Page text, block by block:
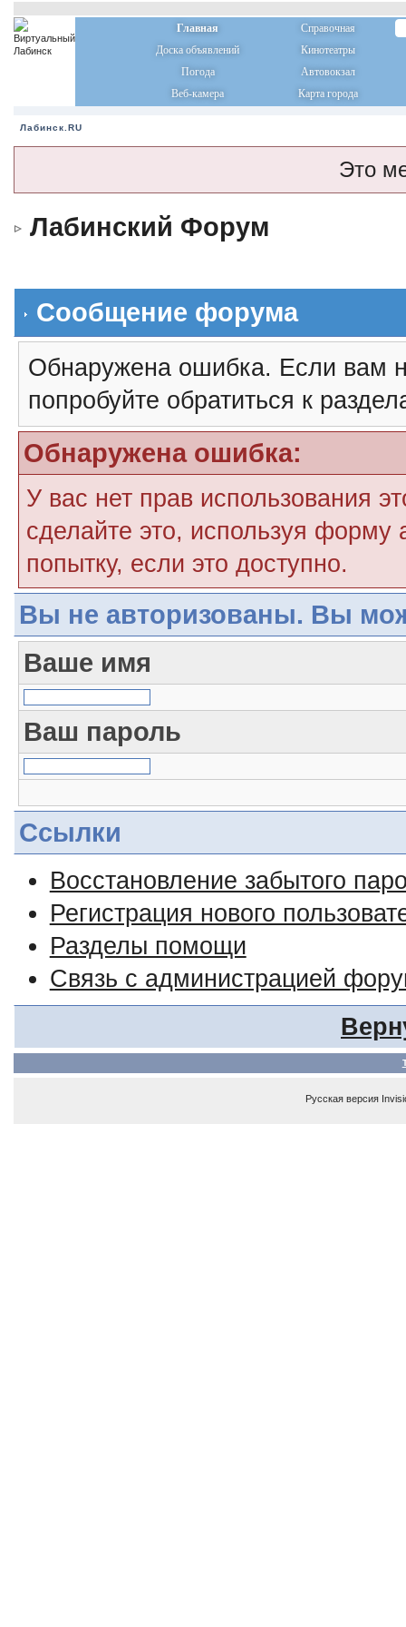
Главная
Справочная
Доска объявлений
Кинотеатры
Погода
Автовокзал
Веб-камера
Карта города
Лабинск.RU
Это
Лабинский Форум
Сообщение форума
Обнаружена ошибка. Если вам
попробуйте обратиться к
Обнаружена ошибка:
У вас нет прав использования
сделайте это, используя форму
попытку, если это доступно.
Вы не авторизованы. Вы
Ваше имя
Ваш пароль
Ссылки
Восстановление забытого
Регистрация нового
Разделы помощи
Связь с администрацией
Русская версия